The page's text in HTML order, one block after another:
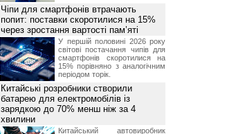
Чіпи для смартфонів втрачають
попит: поставки скоротилися на 15%
через зростання вартості пам’яті
У першій половині 2026 року
світові постачання чипів для
смартфонів скоротилися на
15% порівняно з аналогічним
періодом торік.
Китайські розробники створили
батарею для електромобілів із
зарядкою до 70% менш ніж за 4
хвилини
Китайський автовиробник